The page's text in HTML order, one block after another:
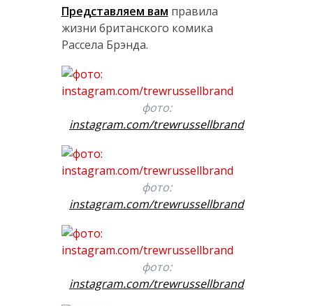
Представляем вам правила
жизни британского комика
Рассела Брэнда.
фото:
instagram.com/trewrussellbrand
фото:
instagram.com/trewrussellbrand
фото:
instagram.com/trewrussellbrand